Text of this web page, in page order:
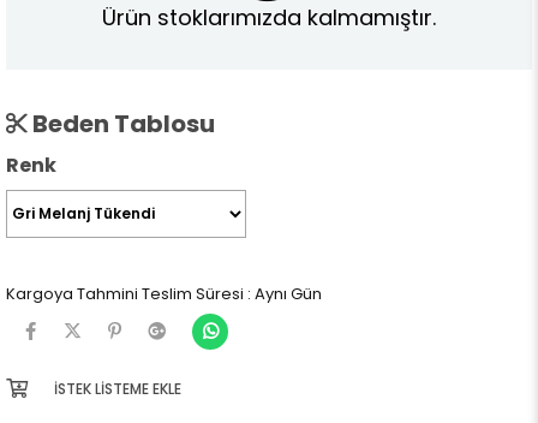
Ürün stoklarımızda kalmamıştır.
Beden Tablosu
Renk
Kargoya Tahmini Teslim Süresi : Aynı Gün
İSTEK LISTEME EKLE